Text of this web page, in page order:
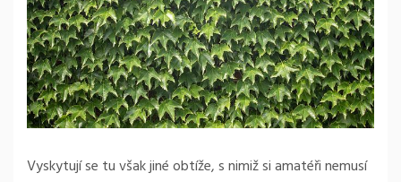
Vyskytují se tu však jiné obtíže, s nimiž si amatéři nemusí